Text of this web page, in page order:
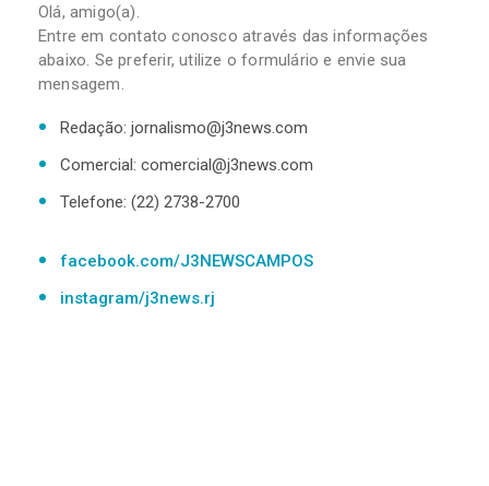
COLUNAS
CONOSCO
Copyright
Desenvolvido
Tecnologia
Sistemas
Olá, amigo(a).
Entre em contato conosco através das informações
abaixo. Se preferir, utilize o formulário e envie sua
mensagem.
Redação: jornalismo@j3news.com
Comercial: comercial@j3news.com
Telefone: (22) 2738-2700
facebook.com/J3NEWSCAMPOS
instagram/j3news.rj